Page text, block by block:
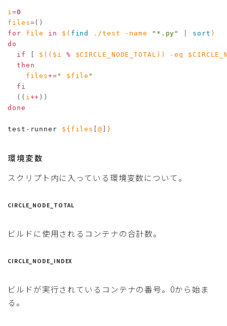
i =0
files=( )
for
file in $( find ./test -name "*.py" sort )
do
if
[ $(( $i % $CIRCLE_NODE_TOTAL )) -eq
then
files+= " $file "
fi
(( i ++ ))
done
test-runner ${files [@ ] }
環境変数
スクリプト内に入っている環境変数について。
CIRCLE_NODE_TOTAL
ビルドに使用されるコンテナの合計数。
CIRCLE_NODE_INDEX
ビルドが実行されているコンテナの番号。0から始ま
る。